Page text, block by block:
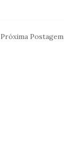
Próxima Postagem